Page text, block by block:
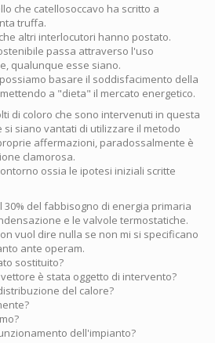
che catellosoccavo ha scritto a
truffa.
altri interlocutori hanno postato.
passa attraverso l'uso
qualunque esse siano.
basare il soddisfacimento della
a "dieta" il mercato energetico.
di coloro che sono intervenuti in questa
siano vantati di utilizzare il metodo
affermazioni, paradossalmente è
clamorosa.
ossia le ipotesi iniziali scritte
30% del fabbisogno di energia primaria
e le valvole termostatiche.
vuol dire nulla se non mi si specificano
ante operam.
sostituito?
è stata oggetto di intervento?
del calore?
dell'impianto?